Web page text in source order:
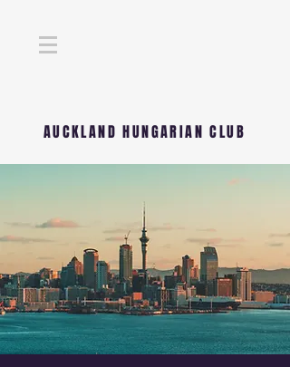
AUCKLAND HUNGARIAN CLUB